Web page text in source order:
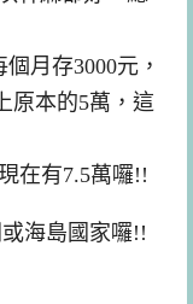
月存3000元，
原本的5萬，這
在有7.5萬囉!!
海島國家囉!!